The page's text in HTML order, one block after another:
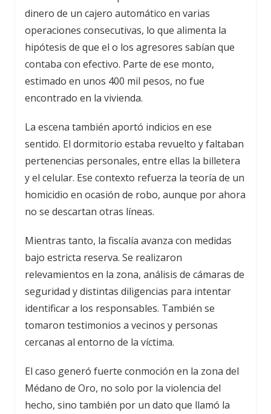
dinero de un cajero automático en varias
operaciones consecutivas, lo que alimenta la
hipótesis de que el o los agresores sabían que
contaba con efectivo. Parte de ese monto,
estimado en unos 400 mil pesos, no fue
encontrado en la vivienda.
La escena también aportó indicios en ese
sentido. El dormitorio estaba revuelto y faltaban
pertenencias personales, entre ellas la billetera
y el celular. Ese contexto refuerza la teoría de un
homicidio en ocasión de robo, aunque por ahora
no se descartan otras líneas.
Mientras tanto, la fiscalía avanza con medidas
bajo estricta reserva. Se realizaron
relevamientos en la zona, análisis de cámaras de
seguridad y distintas diligencias para intentar
identificar a los responsables. También se
tomaron testimonios a vecinos y personas
cercanas al entorno de la víctima.
El caso generó fuerte conmoción en la zona del
Médano de Oro, no solo por la violencia del
hecho, sino también por un dato que llamó la